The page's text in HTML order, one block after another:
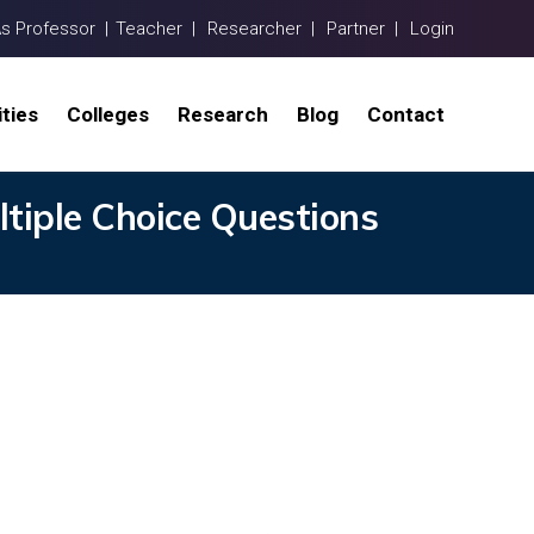
Professor | Teacher | Researcher | Partner | Login
Colleges Research Blog Contact
Choice Questions